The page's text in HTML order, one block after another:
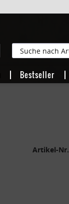
Bestseller
Artikel-